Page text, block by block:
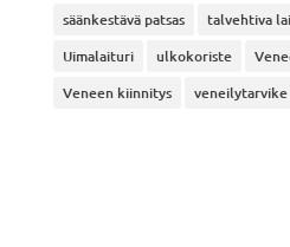
säänkestävä patsas talvehtiva
Uimalaituri
ulkokoriste
Veneen kiinnitys
veneilytarvike